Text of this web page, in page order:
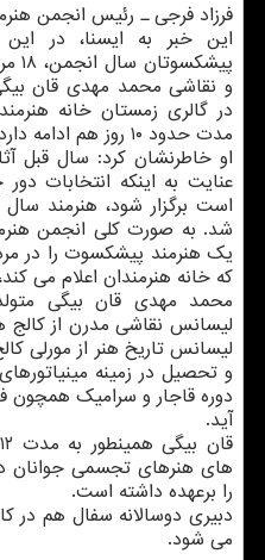
فرزاد فرجی ـ رئیس انجمن
این خبر به ایسنا، در
و نقاشی محمد مهدی قان
در گالری زمستان خانه
مدت حدود ۱۰ روز هم ادامه دارد.
او خاطرنشان كرد: سال قبل
عنایت به اینكه انتخابات
است برگزار شود، هنرمند
شد. به صورت كلی انجمن
یك هنرمند پیشكسوت را در
كه خانه هنرمندان اعلام می
و تحصیل در زمینه
دوره قاجار و سرامیك همچون
آید.
های هنرهای تجسمی جوانان
را برعهده داشته است.
دبیری دوسالانه سفال هم در
می شود.